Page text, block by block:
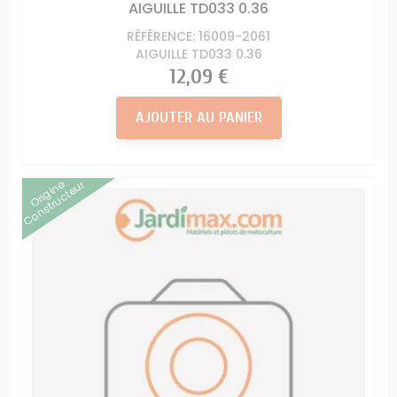
AIGUILLE TD033 0.36
RÉFÉRENCE: 16009-2061
AIGUILLE TD033 0.36
Prix
12,09 €
AJOUTER AU PANIER
Origine
Constructeur